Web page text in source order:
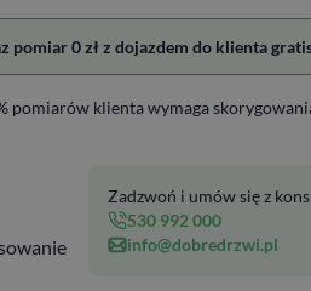
pomiar 0 zł z dojazdem do klienta
pomiarów klienta wymaga
Zadzwoń i umów się z
530 992 000
info@dobredrzwi.pl